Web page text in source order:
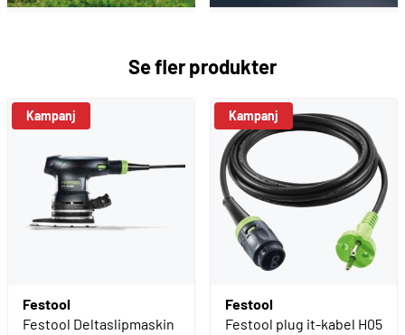
Se fler produkter
Kampanj
Festool
Festool Deltaslipmaskin
Kampanj
Festool
Festool plug it-kabel H05